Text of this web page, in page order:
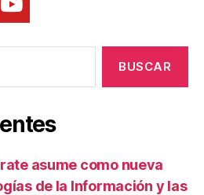
asume como nueva
de la Información y las